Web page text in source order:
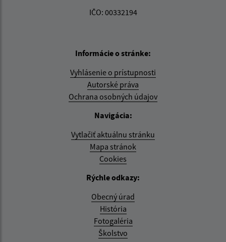
IČO: 00332194
Informácie o stránke:
Vyhlásenie o prístupnosti
Autorské práva
Ochrana osobných údajov
Navigácia:
Vytlačiť aktuálnu stránku
Mapa stránok
Cookies
Rýchle odkazy:
Obecný úrad
História
Fotogaléria
Školstvo